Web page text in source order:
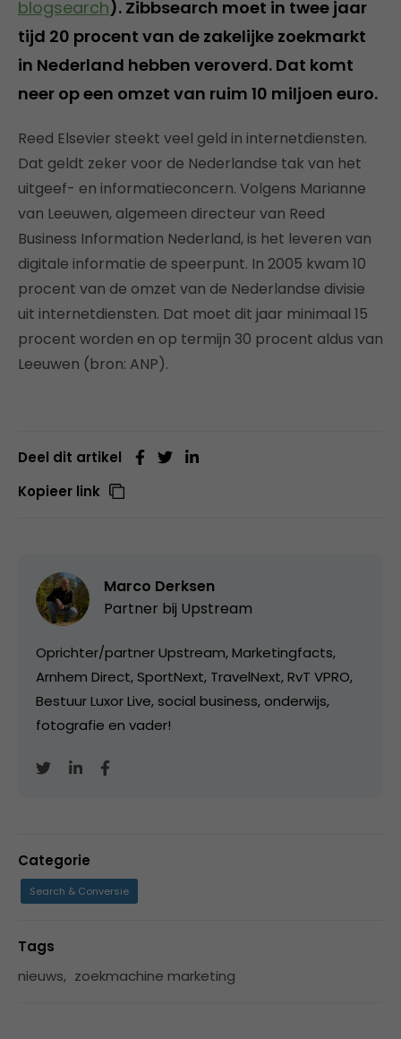
blogsearch). Zibbsearch moet in twee jaar
tijd 20 procent van de zakelijke zoekmarkt
in Nederland hebben veroverd. Dat komt
neer op een omzet van ruim 10 miljoen euro.
Reed Elsevier steekt veel geld in internetdiensten.
Dat geldt zeker voor de Nederlandse tak van het
uitgeef- en informatieconcern. Volgens Marianne
van Leeuwen, algemeen directeur van Reed
Business Information Nederland, is het leveren van
digitale informatie de speerpunt. In 2005 kwam 10
procent van de omzet van de Nederlandse divisie
uit internetdiensten. Dat moet dit jaar minimaal 15
procent worden en op termijn 30 procent aldus van
Leeuwen (bron: ANP).
Deel dit artikel
Kopieer link
Marco Derksen
Partner bij Upstream
Oprichter/partner Upstream, Marketingfacts,
Arnhem Direct, SportNext, TravelNext, RvT VPRO,
Bestuur Luxor Live, social business, onderwijs,
fotografie en vader!
Categorie
Search & Conversie
Tags
nieuws, zoekmachine marketing